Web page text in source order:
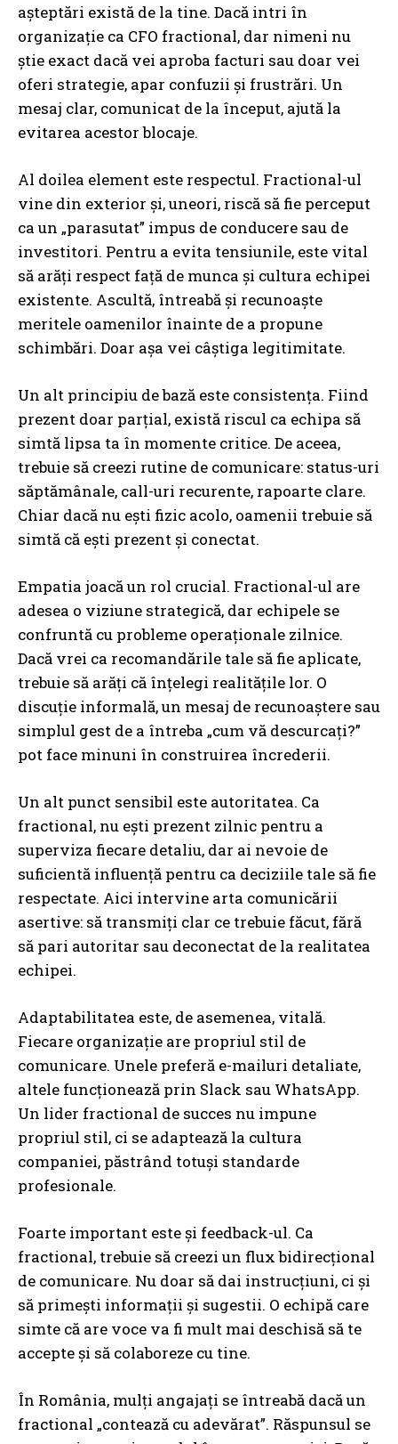
așteptări există de la tine. Dacă intri în
organizație ca CFO fractional, dar nimeni nu
știe exact dacă vei aproba facturi sau doar vei
oferi strategie, apar confuzii și frustrări. Un
mesaj clar, comunicat de la început, ajută la
evitarea acestor blocaje.
Al doilea element este respectul. Fractional-ul
vine din exterior și, uneori, riscă să fie perceput
ca un „parasutat” impus de conducere sau de
investitori. Pentru a evita tensiunile, este vital
să arăți respect față de munca și cultura echipei
existente. Ascultă, întreabă și recunoaște
meritele oamenilor înainte de a propune
schimbări. Doar așa vei câștiga legitimitate.
Un alt principiu de bază este consistența. Fiind
prezent doar parțial, există riscul ca echipa să
simtă lipsa ta în momente critice. De aceea,
trebuie să creezi rutine de comunicare: status-uri
săptămânale, call-uri recurente, rapoarte clare.
Chiar dacă nu ești fizic acolo, oamenii trebuie să
simtă că ești prezent și conectat.
Empatia joacă un rol crucial. Fractional-ul are
adesea o viziune strategică, dar echipele se
confruntă cu probleme operaționale zilnice.
Dacă vrei ca recomandările tale să fie aplicate,
trebuie să arăți că înțelegi realitățile lor. O
discuție informală, un mesaj de recunoaștere sau
simplul gest de a întreba „cum vă descurcați?”
pot face minuni în construirea încrederii.
Un alt punct sensibil este autoritatea. Ca
fractional, nu ești prezent zilnic pentru a
superviza fiecare detaliu, dar ai nevoie de
suficientă influență pentru ca deciziile tale să fie
respectate. Aici intervine arta comunicării
asertive: să transmiți clar ce trebuie făcut, fără
să pari autoritar sau deconectat de la realitatea
echipei.
Adaptabilitatea este, de asemenea, vitală.
Fiecare organizație are propriul stil de
comunicare. Unele preferă e-mailuri detaliate,
altele funcționează prin Slack sau WhatsApp.
Un lider fractional de succes nu impune
propriul stil, ci se adaptează la cultura
companiei, păstrând totuși standarde
profesionale.
Foarte important este și feedback-ul. Ca
fractional, trebuie să creezi un flux bidirecțional
de comunicare. Nu doar să dai instrucțiuni, ci și
să primești informații și sugestii. O echipă care
simte că are voce va fi mult mai deschisă să te
accepte și să colaboreze cu tine.
În România, mulți angajați se întreabă dacă un
fractional „contează cu adevărat”. Răspunsul se